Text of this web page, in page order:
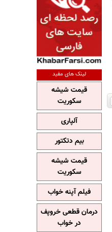
لینک های مفید
قیمت شیشه
سکوریت
آلپاری
بیم دتکتور
قیمت شیشه
سکوریت
فیلم آپنه خواب
درمان قطعی خروپف
در خواب